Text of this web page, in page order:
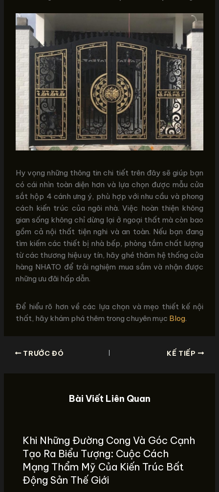
Hy vọng những thông tin chi tiết trên đây sẽ giúp bạn
có cái nhìn toàn diện hơn và lựa chọn được mẫu cửa
sắt hộp 4 cánh ưng ý, phù hợp với nhu cầu và phong
cách kiến trúc của ngôi nhà. Việc hoàn thiện không
gian sống không chỉ dừng lại ở ngoại thất mà còn bao
gồm cả nội thất tiện nghi và an toàn. Nếu bạn đang
tìm kiếm các thiết bị nhà bếp, phòng tắm chất lượng
từ các thương hiệu uy tín, hãy ghé thăm hệ thống cửa
hàng NHATO để trải nghiệm mua sắm và nhận được
những ưu đãi hấp dẫn.
Để hiểu rõ hơn về các lựa chọn và mẹo thiết kế nội
thất, hãy khám phá thêm trong chuyên mục Blog.
TRƯỚC ĐÓ KẾ TIẾP
Bài Viết Liên Quan
Khi Những Đường Cong Và Góc Cạnh
Tạo Ra Biểu Tượng: Cuộc Cách
Mạng Thẩm Mỹ Của Kiến Trúc Bất
Động Sản Thế Giới